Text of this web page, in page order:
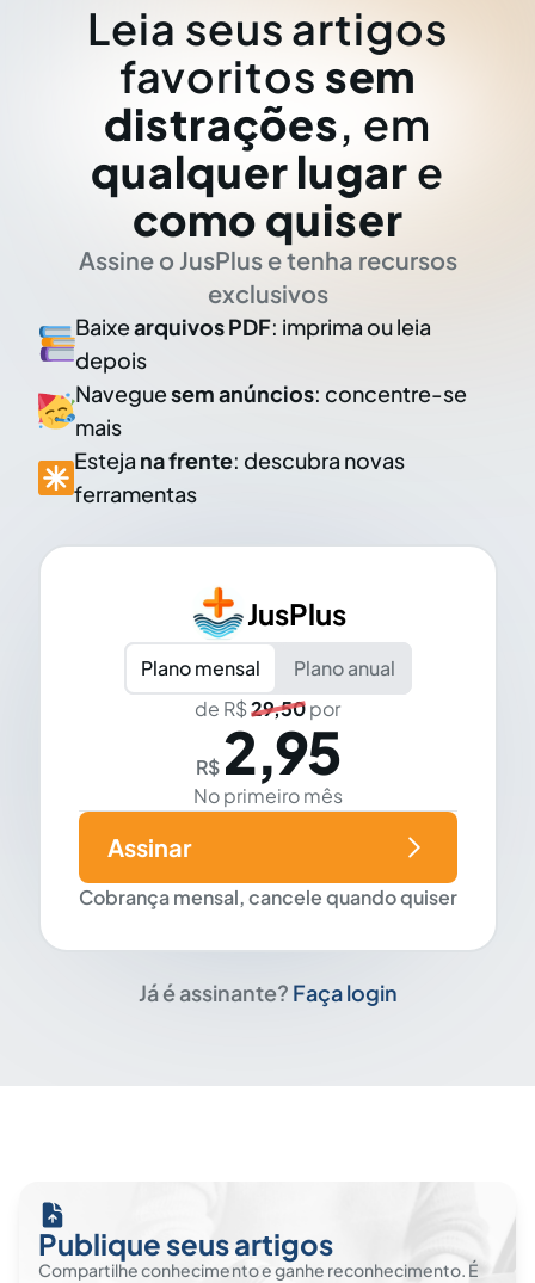
Leia seus artigos
favoritos sem
distrações, em
qualquer lugar e
como quiser
Assine o JusPlus e tenha recursos
exclusivos
Baixearquivos PDF: imprima ou leia
depois
Naveguesem anúncios: concentre-se
mais
Esteja na frente: descubra novas
ferramentas
JusPlus
Plano mensal
Plano anual
de R$29,50por
R$ 2,95
No primeiro mês
Cobrança mensal, cancele quando quiser
Assinar
Já é assinante? Faça login
Publique seus artigos
Compartilhe conhecimento e ganhe reconhecimento. É